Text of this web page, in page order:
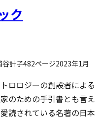
ク
谷計子482ページ2023年1月
ロロジーの創設者による
のための手引書とも言え
読されている名著の日本